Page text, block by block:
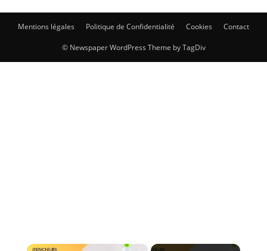
Mentions légales Politique de Confidentialité Cookies Contact
© Newspaper WordPress Theme by TagDiv